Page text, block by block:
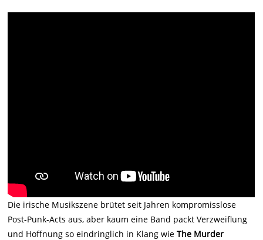
Die irische Musikszene brütet seit Jahren kompromisslose
Post-Punk-Acts aus, aber kaum eine Band packt Verzweiflung
und Hoffnung so eindringlich in Klang wieThe Murder